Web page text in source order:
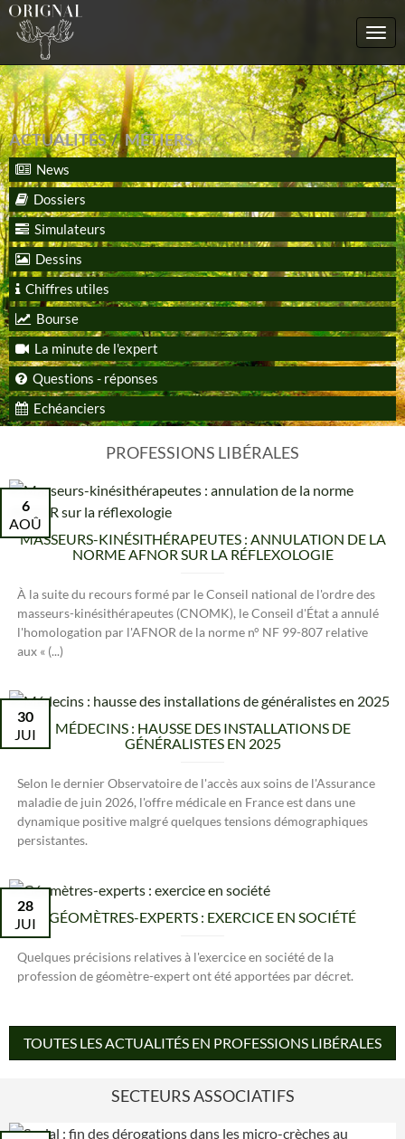
ACTUALITÉS MÉTIERS
News
Dossiers
Simulateurs
Dessins
Chiffres utiles
Bourse
La minute de l'expert
Questions - réponses
Echéanciers
PROFESSIONS LIBÉRALES
MASSEURS-KINÉSITHÉRAPEUTES : ANNULATION DE LA
NORME AFNOR SUR LA RÉFLEXOLOGIE
6
AOÛ
À la suite du recours formé par le Conseil national de l'ordre des
masseurs-kinésithérapeutes (CNOMK), le Conseil d'État a annulé
l'homologation par l'AFNOR de la norme n° NF 99-807 relative
aux « (...)
MÉDECINS : HAUSSE DES INSTALLATIONS DE
GÉNÉRALISTES EN 2025
30
JUI
Selon le dernier Observatoire de l'accès aux soins de l'Assurance
maladie de juin 2026, l'offre médicale en France est dans une
dynamique positive malgré quelques tensions démographiques
persistantes.
GÉOMÈTRES-EXPERTS : EXERCICE EN SOCIÉTÉ
28
JUI
Quelques précisions relatives à l'exercice en société de la
profession de géomètre-expert ont été apportées par décret.
TOUTES LES ACTUALITÉS EN PROFESSIONS LIBÉRALES
SECTEURS ASSOCIATIFS